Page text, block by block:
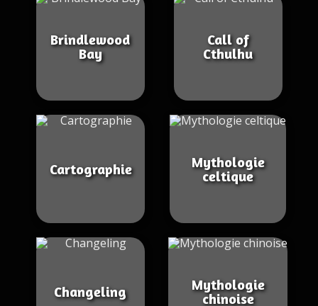
Brindlewood
Bay
Call of
Cthulhu
Cartographie
Mythologie
celtique
Changeling
Mythologie
chinoise